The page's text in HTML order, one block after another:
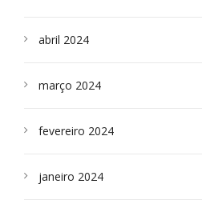
abril 2024
março 2024
fevereiro 2024
janeiro 2024